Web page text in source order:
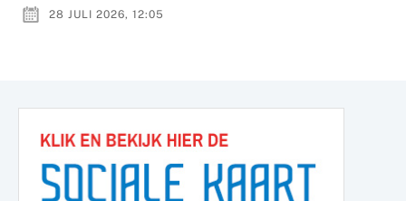
28 JULI 2026, 12:05